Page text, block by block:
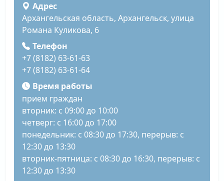
Адрес
Архангельская область, Архангельск, улица
Романа Куликова, 6
Телефон
+7 (8182) 63-61-63
+7 (8182) 63-61-64
Время работы
прием граждан
вторник: с 09:00 до 10:00
четверг: с 16:00 до 17:00
понедельник: с 08:30 до 17:30, перерыв: с
12:30 до 13:30
вторник-пятница: с 08:30 до 16:30, перерыв: с
12:30 до 13:30